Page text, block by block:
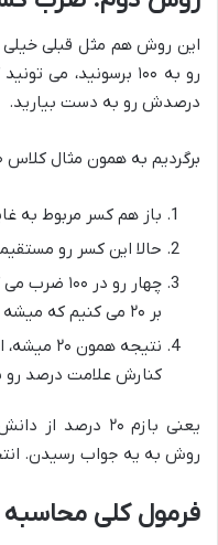
این روش هم مثل قبلی خیلی
درصدش رو به دست بیارید.
برگردیم به همون مثال کلاس ۲۰ نفره و ۴ نفر غایب:
باز هم کسر مربوط به
حالا این کسر رو مستقیماً توی ۱۰۰ ضرب
بر ۲۰ می کنیم که میشه ۲۰.
کنارش علامت درصد رو
یعنی بازم ۲۰
روش به یه جواب رسیدن.
فرمول کلی محاسبه